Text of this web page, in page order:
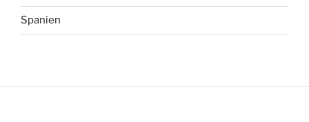
Spanien